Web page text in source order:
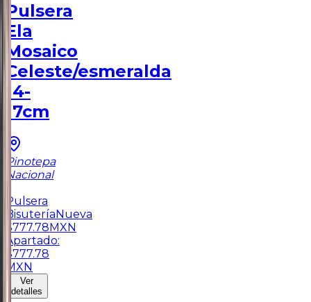
Pulsera
Ela
Mosaico
Celeste/esmeralda
14-
17cm
Pinotepa
Nacional
Pulsera
BisuteríaNueva
$777.78MXN
Apartado:
$777.78
MXN
Ver
detalles